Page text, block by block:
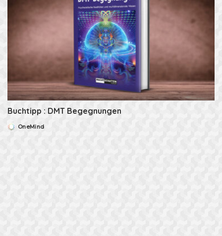
Buchtipp : DMT Begegnungen
PostedOneMind